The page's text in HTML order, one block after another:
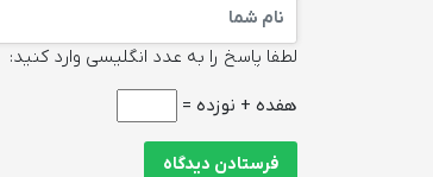
لطفا پاسخ را به عدد انگلیسی وارد کنید:
هفده + نوزده =